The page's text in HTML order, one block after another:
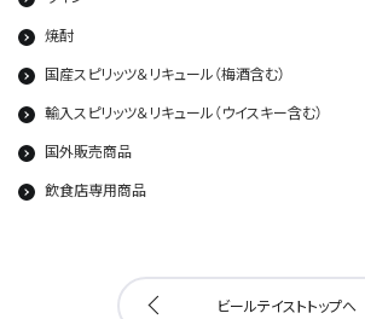
焼酎
国産スピリッツ＆リキュール（梅酒含む）
輸入スピリッツ＆リキュール（ウイスキー含む）
国外販売商品
飲食店専用商品
ビールテイストトップへ